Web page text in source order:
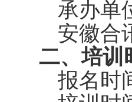
承办单
安徽合
二、培训
报名时